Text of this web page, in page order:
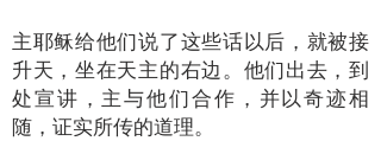
主耶稣给他们说了这些话以后，就被接
升天，坐在天主的右边。他们出去，到
处宣讲，主与他们合作，并以奇迹相
随，证实所传的道理。